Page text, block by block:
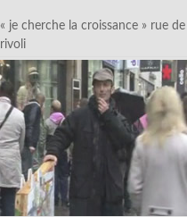
« je cherche la croissance » rue de
rivoli